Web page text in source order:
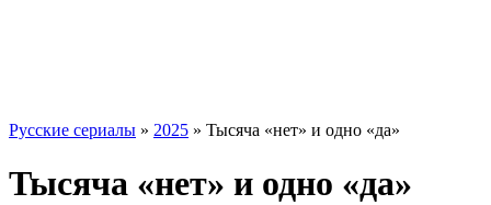
Русские сериалы » 2025 » Тысяча «нет» и одно «да»
Тысяча «нет» и одно «да»